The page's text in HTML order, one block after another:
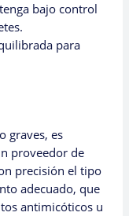
bajo control
para
graves, es
proveedor de
precisión el tipo
adecuado, que
antimicóticos u